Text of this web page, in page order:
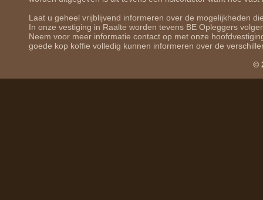
Laat u geheel vrijblijvend informeren over de mogelijkheden
In onze vestiging in Raalte worden tevens BE Opleggers
Neem voor meer informatie contact op met onze
goede kop koffie volledig kunnen informeren over de
©